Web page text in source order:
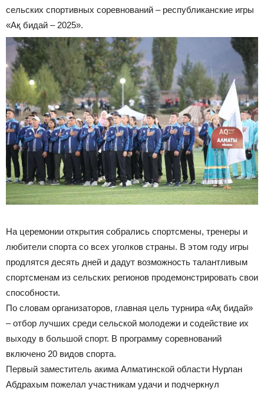
сельских спортивных соревнований – республиканские игры
«Ақ бидай – 2025».
На церемонии открытия собрались спортсмены, тренеры и
любители спорта со всех уголков страны. В этом году игры
продлятся десять дней и дадут возможность талантливым
спортсменам из сельских регионов продемонстрировать свои
способности.
По словам организаторов, главная цель турнира «Ақ бидай»
– отбор лучших среди сельской молодежи и содействие их
выходу в большой спорт. В программу соревнований
включено 20 видов спорта.
Первый заместитель акима Алматинской области Нурлан
Абдрахым пожелал участникам удачи и подчеркнул